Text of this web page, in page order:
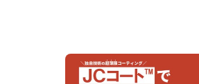
『JCコートP』は撥水撥油性・非
の機能があります。